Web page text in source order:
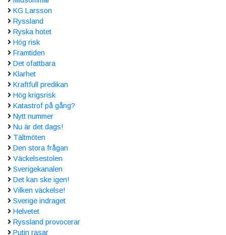
KG Larsson
Ryssland
Ryska hotet
Hög risk
Framtiden
Det ofattbara
Klarhet
Kraftfull predikan
Hög krigsrisk
Katastrof på gång?
Nytt nummer
Nu är det dags!
Tältmöten
Den stora frågan
Väckelsestolen
Sverigekanalen
Det kan ske igen!
Vilken väckelse!
Sverige indraget
Helvetet
Ryssland provocerar
Putin rasar